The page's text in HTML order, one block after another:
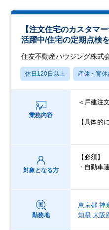
【注文住宅のカスタマ
活躍中/住宅の定期点検
住友不動産ハウジング株式
休日120日以上 産休・育休
業務内容
＜⼾建注
【具体的
対象となる方
【必須】
・自動車
勤務地
東京都 神
知県 大阪